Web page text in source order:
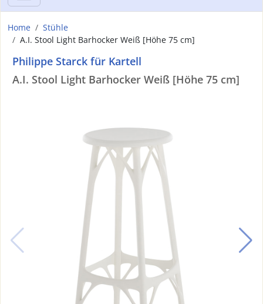
Home
Stühle
A.I. Stool Light Barhocker Weiß [Höhe 75 cm]
Philippe Starck für Kartell
A.I. Stool Light Barhocker Weiß [Höhe 75 cm]